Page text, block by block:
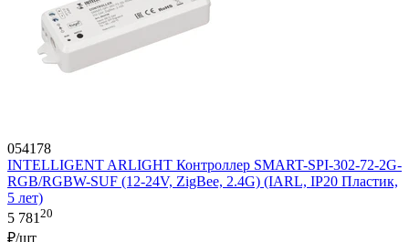
054178
INTELLIGENT ARLIGHT Контроллер SMART-SPI-302-72-2G-
RGB/RGBW-SUF (12-24V, ZigBee, 2.4G) (IARL, IP20 Пластик,
5 лет)
5 78120
₽/шт